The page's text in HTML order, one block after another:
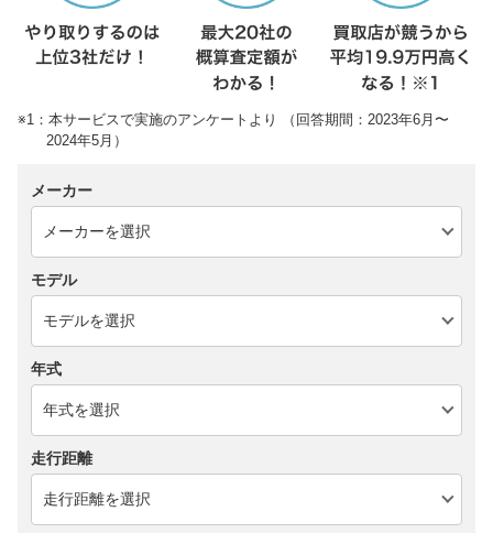
※1：本サービスで実施のアンケートより （回答期間：2023年6月〜
2024年5月）
メーカー
モデル
年式
走行距離